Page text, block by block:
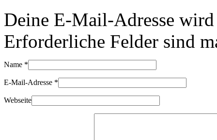
Deine E-Mail-Adresse
Erforderliche Felder sind
Name *
E-Mail-Adresse *
Webseite